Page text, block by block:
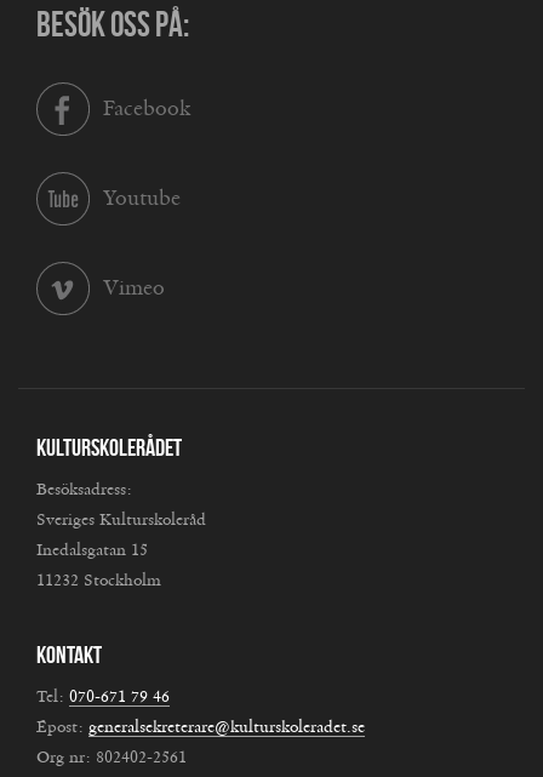
BESÖK OSS PÅ:
Facebook
Youtube
Vimeo
Kulturskolerådet
Besöksadress:
Sveriges Kulturskoleråd
Inedalsgatan 15
11232 Stockholm
Kontakt
Tel: 070-671 79 46
Epost: generalsekreterare@kulturskoleradet.se
Org nr: 802402-2561